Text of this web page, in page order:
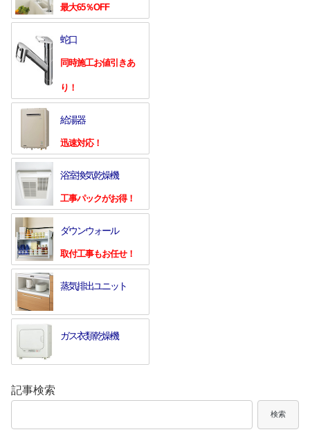
最大65％OFF
蛇口
同時施工お値引きあ
り！
給湯器
迅速対応！
浴室換気乾燥機
工事パックがお得！
ダウンウォール
取付工事もお任せ！
蒸気排出ユニット
ガス衣類乾燥機
記事検索
検索